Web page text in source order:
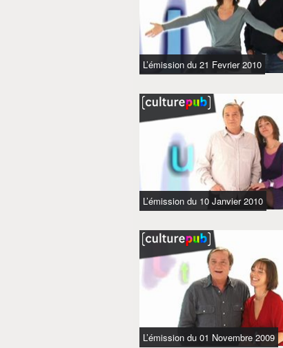
L’émission du 21 Fevrier 2010
L’émission du 10 Janvier 2010
L’émission du 01 Novembre 2009